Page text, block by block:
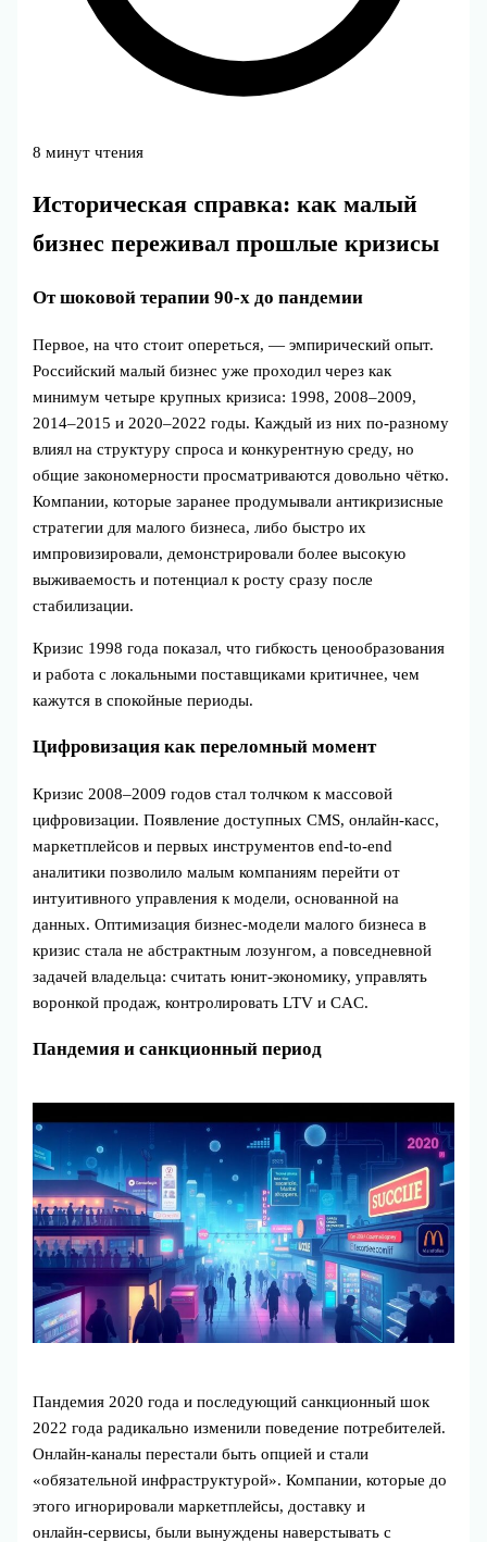
8 минут чтения
Историческая справка: как малый
бизнес переживал прошлые кризисы
От шоковой терапии 90‑х до пандемии
Первое, на что стоит опереться, — эмпирический опыт.
Российский малый бизнес уже проходил через как
минимум четыре крупных кризиса: 1998, 2008–2009,
2014–2015 и 2020–2022 годы. Каждый из них по‑разному
влиял на структуру спроса и конкурентную среду, но
общие закономерности просматриваются довольно чётко.
Компании, которые заранее продумывали антикризисные
стратегии для малого бизнеса, либо быстро их
импровизировали, демонстрировали более высокую
выживаемость и потенциал к росту сразу после
стабилизации.
Кризис 1998 года показал, что гибкость ценообразования
и работа с локальными поставщиками критичнее, чем
кажутся в спокойные периоды.
Цифровизация как переломный момент
Кризис 2008–2009 годов стал толчком к массовой
цифровизации. Появление доступных CMS, онлайн‑касс,
маркетплейсов и первых инструментов end‑to‑end
аналитики позволило малым компаниям перейти от
интуитивного управления к модели, основанной на
данных. Оптимизация бизнес-модели малого бизнеса в
кризис стала не абстрактным лозунгом, а повседневной
задачей владельца: считать юнит‑экономику, управлять
воронкой продаж, контролировать LTV и CAC.
Пандемия и санкционный период
Пандемия 2020 года и последующий санкционный шок
2022 года радикально изменили поведение потребителей.
Онлайн‑каналы перестали быть опцией и стали
«обязательной инфраструктурой». Компании, которые до
этого игнорировали маркетплейсы, доставку и
онлайн‑сервисы, были вынуждены наверстывать с